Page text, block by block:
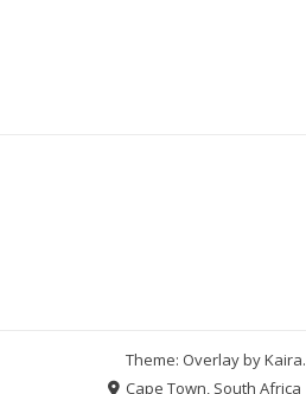
Theme: Overlay byKaira.
Cape Town, South Africa